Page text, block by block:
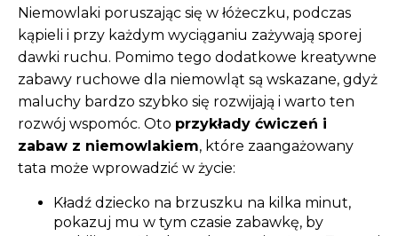
Niemowlaki poruszając się w łóżeczku, podczas
kąpieli i przy każdym wyciąganiu zażywają sporej
dawki ruchu. Pomimo tego dodatkowe kreatywne
zabawy ruchowe dla niemowląt są wskazane, gdyż
maluchy bardzo szybko się rozwijają i warto ten
rozwój wspomóc. Oto przykłady ćwiczeń i
zabaw z niemowlakiem, które zaangażowany
tata może wprowadzić w życie:
Kładź dziecko na brzuszku na kilka minut,
pokazuj mu w tym czasie zabawkę, by